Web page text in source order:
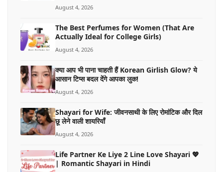
August 4, 2026
The Best Perfumes for Women (That Are
Actually Ideal for College Girls)
August 4, 2026
क्या आप भी पाना चाहती हैं Korean Girlish Glow? ये
आसान टिप्स बदल देंगे आपका लुक!
August 4, 2026
Shayari for Wife: जीवनसाथी के लिए रोमांटिक और दिल
छू लेने वाली शायरियाँ
August 4, 2026
Life Partner Ke Liye 2 Line Love Shayari 💖
| Romantic Shayari in Hindi